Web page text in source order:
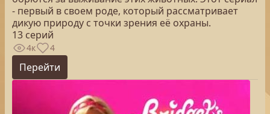
- первый в своем роде, который рассматривает
дикую природу с точки зрения её охраны.
13 серий
4к 4
Перейти